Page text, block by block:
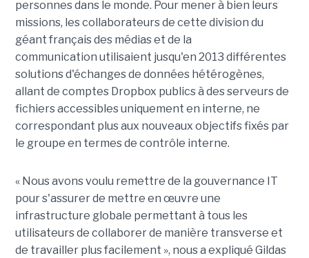
personnes dans le monde. Pour mener à bien leurs
missions, les collaborateurs de cette division du
géant français des médias et de la
communication utilisaient jusqu'en 2013 différentes
solutions d'échanges de données hétérogènes,
allant de comptes Dropbox publics à des serveurs de
fichiers accessibles uniquement en interne, ne
correspondant plus aux nouveaux objectifs fixés par
le groupe en termes de contrôle interne.
« Nous avons voulu remettre de la gouvernance IT
pour s'assurer de mettre en œuvre une
infrastructure globale permettant à tous les
utilisateurs de collaborer de manière transverse et
de travailler plus facilement », nous a expliqué Gildas